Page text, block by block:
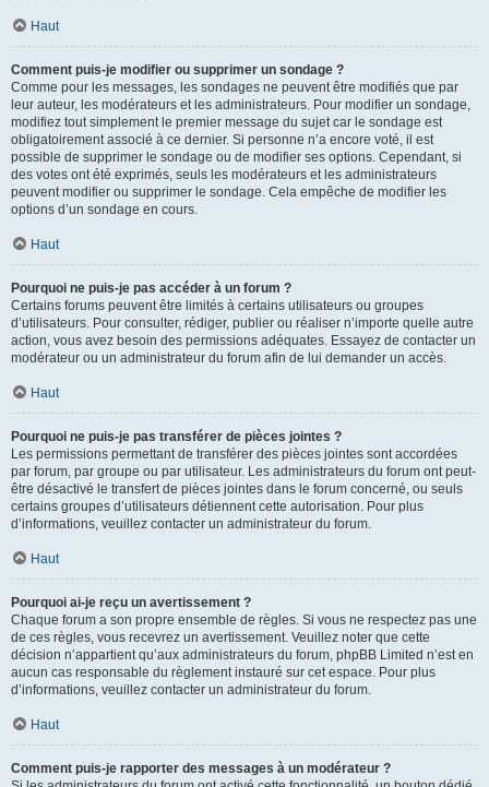
Haut
Comment puis-je modifier ou supprimer un sondage ?
Comme pour les messages, les sondages ne peuvent être modifiés que par
leur auteur, les modérateurs et les administrateurs. Pour modifier un sondage,
modifiez tout simplement le premier message du sujet car le sondage est
obligatoirement associé à ce dernier. Si personne n’a encore voté, il est
possible de supprimer le sondage ou de modifier ses options. Cependant, si
des votes ont été exprimés, seuls les modérateurs et les administrateurs
peuvent modifier ou supprimer le sondage. Cela empêche de modifier les
options d’un sondage en cours.
Haut
Pourquoi ne puis-je pas accéder à un forum ?
Certains forums peuvent être limités à certains utilisateurs ou groupes
d’utilisateurs. Pour consulter, rédiger, publier ou réaliser n’importe quelle autre
action, vous avez besoin des permissions adéquates. Essayez de contacter un
modérateur ou un administrateur du forum afin de lui demander un accès.
Haut
Pourquoi ne puis-je pas transférer de pièces jointes ?
Les permissions permettant de transférer des pièces jointes sont accordées
par forum, par groupe ou par utilisateur. Les administrateurs du forum ont peut-
être désactivé le transfert de pièces jointes dans le forum concerné, ou seuls
certains groupes d’utilisateurs détiennent cette autorisation. Pour plus
d’informations, veuillez contacter un administrateur du forum.
Haut
Pourquoi ai-je reçu un avertissement ?
Chaque forum a son propre ensemble de règles. Si vous ne respectez pas une
de ces règles, vous recevrez un avertissement. Veuillez noter que cette
décision n’appartient qu’aux administrateurs du forum, phpBB Limited n’est en
aucun cas responsable du règlement instauré sur cet espace. Pour plus
d’informations, veuillez contacter un administrateur du forum.
Haut
Comment puis-je rapporter des messages à un modérateur ?